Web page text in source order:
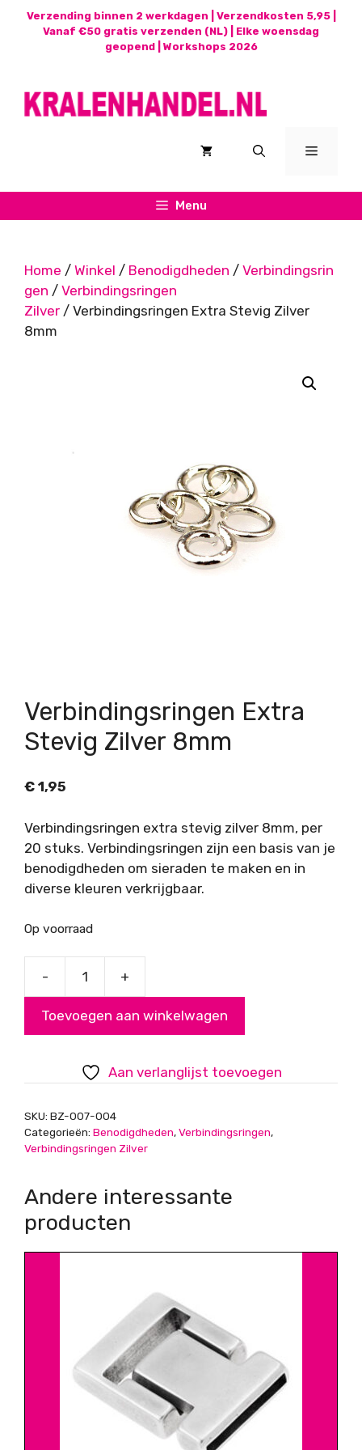
Verzending binnen 2 werkdagen | Verzendkosten 5,95 |
Vanaf €50 gratis verzenden (NL) | Elke woensdag
geopend | Workshops 2026
Menu
Menu
Home / Winkel / Benodigdheden / Verbindingsrin
gen / Verbindingsringen
Zilver / Verbindingsringen Extra Stevig Zilver
8mm
Verbindingsringen Extra
Stevig Zilver 8mm
€ 1,95
Verbindingsringen extra stevig zilver 8mm, per
20 stuks. Verbindingsringen zijn een basis van je
benodigdheden om sieraden te maken en in
diverse kleuren verkrijgbaar.
Op voorraad
-
Stevig
8mm
aantal
+
Toevoegen aan winkelwagen
Aan verlanglijst toevoegen
SKU: BZ-007-004
Categorieën: Benodigdheden,Verbindingsringen,
Verbindingsringen Zilver
Andere interessante
producten